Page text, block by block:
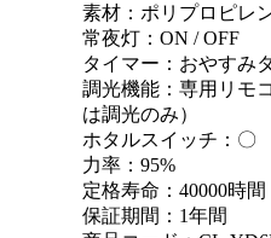
素材：ポリプロピレ
常夜灯：ON / OFF
タイマー：おやすみ
調光機能：専用リモ
は調光のみ）
ホタルスイッチ：〇
力率：95%
定格寿命：40000時間
保証期間：1年間